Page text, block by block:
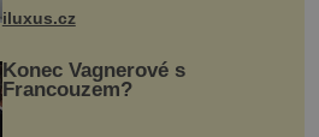
dnes umož...
iluxus.cz
Konec Vagnerové s
Francouzem?